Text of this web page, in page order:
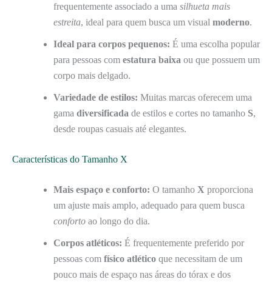
frequentemente associado a uma silhueta mais
estreita, ideal para quem busca um visual moderno.
Ideal para corpos pequenos: É uma escolha popular
para pessoas com estatura baixa ou que possuem um
corpo mais delgado.
Variedade de estilos: Muitas marcas oferecem uma
gama diversificada de estilos e cortes no tamanho S,
desde roupas casuais até elegantes.
Características do Tamanho X
Mais espaço e conforto: O tamanho X proporciona
um ajuste mais amplo, adequado para quem busca
conforto ao longo do dia.
Corpos atléticos: É frequentemente preferido por
pessoas com físico atlético que necessitam de um
pouco mais de espaço nas áreas do tórax e dos